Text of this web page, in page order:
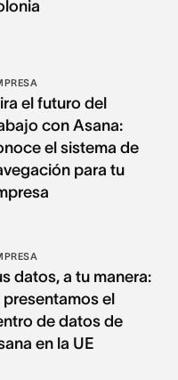
el futuro del
con Asana:
el sistema de
para tu
datos, a tu manera:
presentamos el
de datos de
en la UE